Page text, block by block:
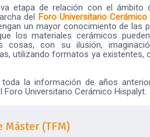
etapa de relación con el ámbito
del Foro Universitario Cerámico
un mayor conocimiento de las
los materiales cerámicos
cosas, con su ilusión,
utilizando formatos ya existentes,
la información de años
Foro Universitario Cerámico Hispalyt.
Máster (TFM)